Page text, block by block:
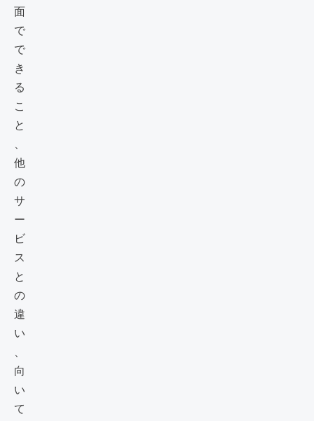
面
で
で
き
る
こ
と
、
他
の
サ
ー
ビ
ス
と
の
違
い
、
向
い
て